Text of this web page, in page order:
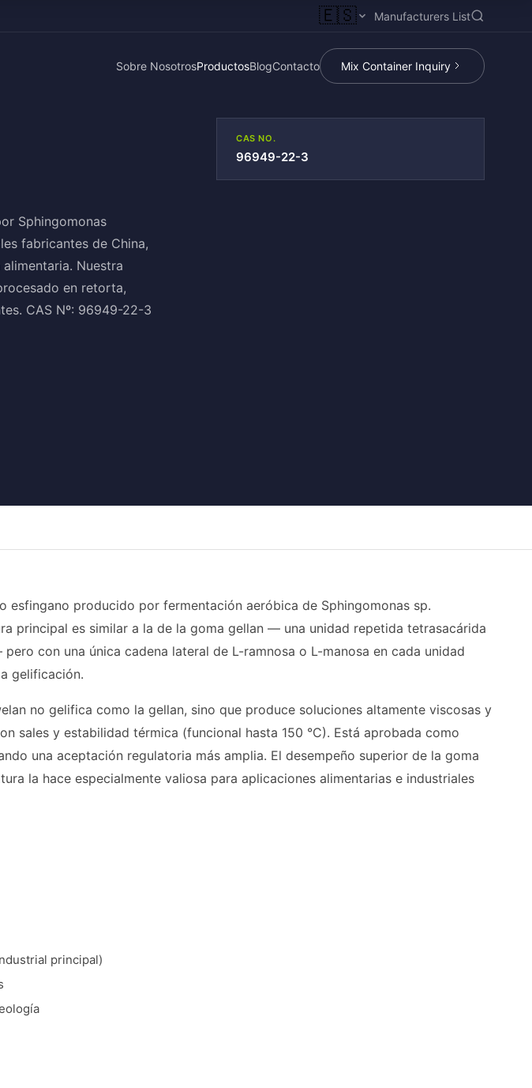
🇪🇸 Manufacturers List
Sobre NosotrosProductosBlogContacto Mix Container Inquiry
Sphingomonas
fabricantes de China,
Nuestra
en retorta,
CAS Nº: 96949-22-3
CAS NO.
96949-22-3
esfingano producido por fermentación aeróbica de Sphingomonas sp.
principal es similar a la de la goma gellan — una unidad repetida tetrasacárida
con una única cadena lateral de L-ramnosa o L-manosa en cada unidad
gelificación.
no gelifica como la gellan, sino que produce soluciones altamente viscosas y
sales y estabilidad térmica (funcional hasta 150 °C). Está aprobada como
una aceptación regulatoria más amplia. El desempeño superior de la goma
la hace especialmente valiosa para aplicaciones alimentarias e industriales
principal)